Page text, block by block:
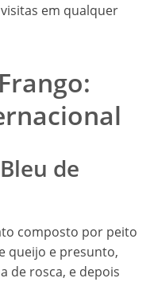
em qualquer
de
composto por peito
queijo e presunto,
de rosca, e depois